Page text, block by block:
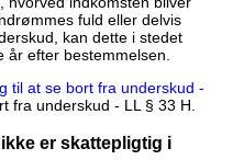
fuld eller delvis
kan dette i stedet
år efter bestemmelsen.
til at se bort fra underskud -
fra underskud - LL § 33 H.
er skattepligtig i